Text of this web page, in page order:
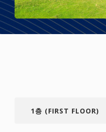
1층 (FIRST FLOOR)